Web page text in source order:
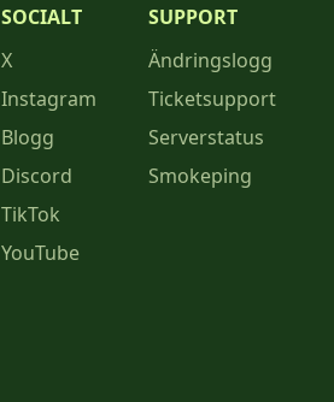
SOCIALT
X
Instagram
Blogg
Discord
TikTok
YouTube
SUPPORT
Ändringslogg
Ticketsupport
Serverstatus
Smokeping